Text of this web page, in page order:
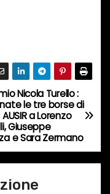
Nicola Turello :
le tre borse di
a Lorenzo
Giuseppe
e Sara Zermano